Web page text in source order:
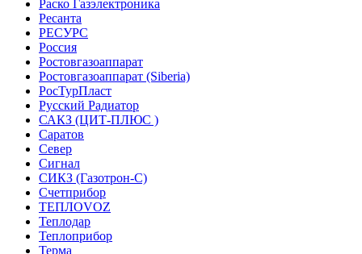
Раско Газэлектроника
Ресанта
РЕСУРС
Россия
Ростовгазоаппарат
Ростовгазоаппарат (Siberia)
РосТурПласт
Русский Радиатор
САКЗ (ЦИТ-ПЛЮС )
Саратов
Север
Сигнал
СИКЗ (Газотрон-С)
Счетприбор
ТЕПЛОVOZ
Теплодар
Теплоприбор
Терма